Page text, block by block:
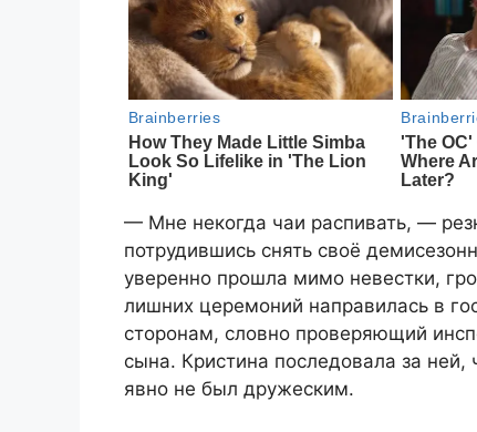
— Мне некогда чаи распивать, —
потрудившись снять своё
уверенно прошла мимо невестки,
лишних церемоний направилась в
сторонам, словно проверяющий
сына. Кристина последовала за ней,
явно не был дружеским.